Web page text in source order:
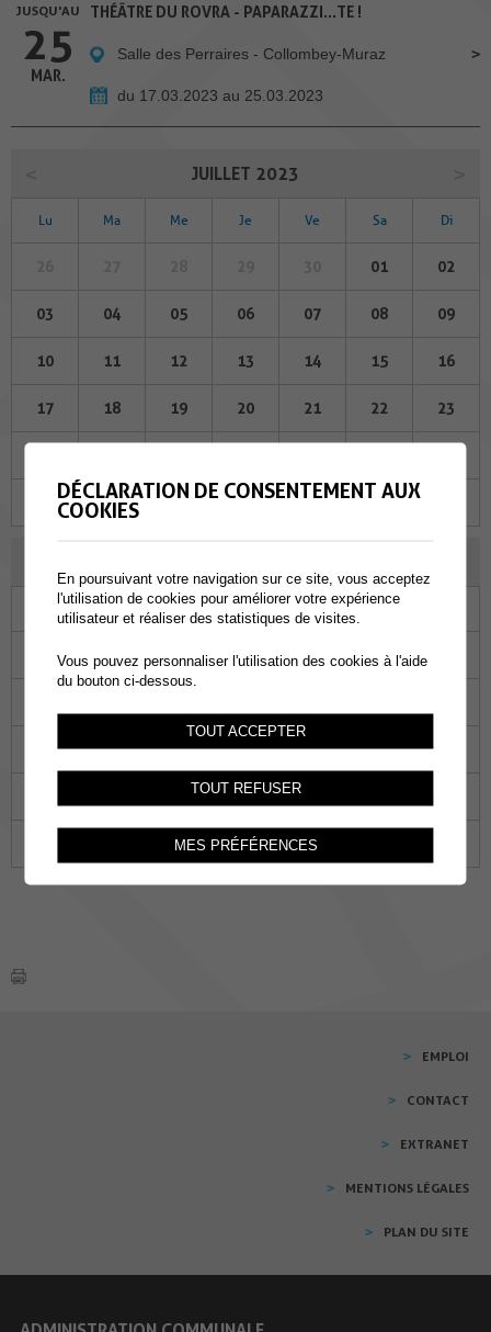
JUSQU'AU
25
MAR.
THÉÂTRE DU ROVRA - PAPARAZZI...TE !
Salle des Perraires - Collombey-Muraz
du 17.03.2023 au 25.03.2023
JUILLET 2023
Lu Ma Me Je Ve Sa Di
01 02
03 04 05 06 07 08 09
10 11 12 13 14 15 16
17 18 19 20 21 22 23
01 02 03 04 05
Ma Me Je Ve Sa
01 02 03 04 05
15 16 17 18 19
24
30 31 01
EMPLOI
CONTACT
EXTRANET
MENTIONS LÉGALES
PLAN DU SITE
DÉCLARATION DE CONSENTEMENT AUX
COOKIES
En poursuivant votre navigation sur ce site, vous acceptez
l'utilisation de cookies pour améliorer votre expérience
utilisateur et réaliser des statistiques de visites.
Vous pouvez personnaliser l'utilisation des cookies à l'aide
du bouton ci-dessous.
TOUT ACCEPTER
TOUT REFUSER
MES PRÉFÉRENCES